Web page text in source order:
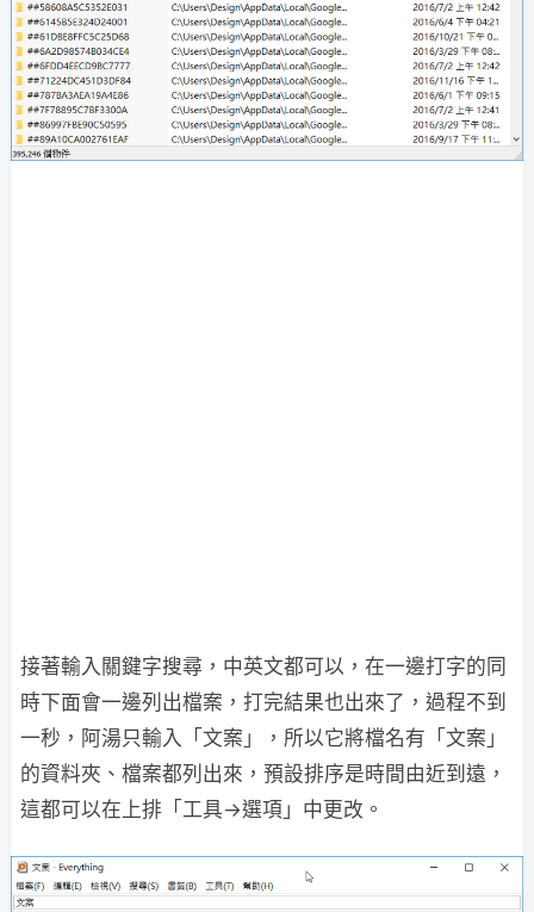
接著輸入關鍵字搜尋，中英文都可以，在一邊打字的同
時下面會一邊列出檔案，打完結果也出來了，過程不到
一秒，阿湯只輸入「文案」，所以它將檔名有「文案」
的資料夾、檔案都列出來，預設排序是時間由近到遠，
這都可以在上排「工具→選項」中更改。